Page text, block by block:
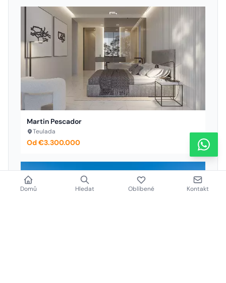
Martin Pescador
Teulada
Od €3.300.000
Domů Hledat Oblíbené Kontakt